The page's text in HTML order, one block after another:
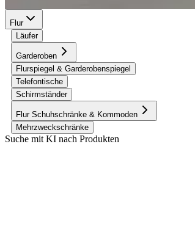
Flur
Läufer
Garderoben
Flurspiegel & Garderobenspiegel
Telefontische
Schirmständer
Flur Schuhschränke & Kommoden
Mehrzweckschränke
Suche mit KI nach Produkten